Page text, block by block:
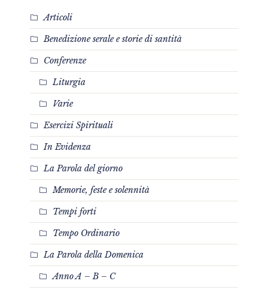
Articoli
Benedizione serale e storie di santità
Conferenze
Liturgia
Varie
Esercizi Spirituali
In Evidenza
La Parola del giorno
Memorie, feste e solennità
Tempi forti
Tempo Ordinario
La Parola della Domenica
Anno A – B – C